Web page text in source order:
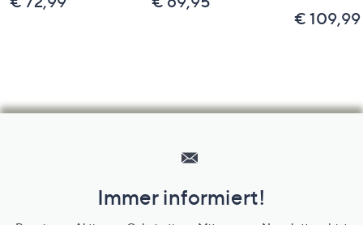
€ 109,99
Unternehmensinformationen
Immer informiert!